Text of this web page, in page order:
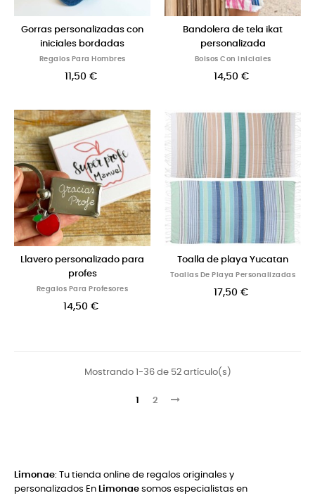
Gorras personalizadas con
iniciales bordadas
Regalos Para Hombres
11,50 €
Bandolera de tela ikat
personalizada
Bolsos Con Iniciales
14,50 €
Llavero personalizado para
profes
Regalos Para Profesores
14,50 €
Toalla de playa Yucatan
Toallas De Playa Personalizadas
17,50 €
Mostrando 1-36 de 52 artículo(s)
1 2
Limonae: Tu tienda online de regalos originales y
personalizados En Limonae somos especialistas en